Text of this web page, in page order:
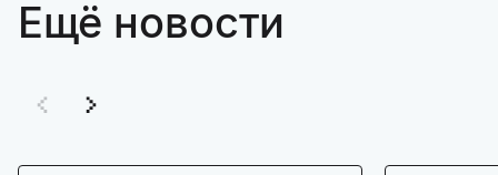
Ещё новости